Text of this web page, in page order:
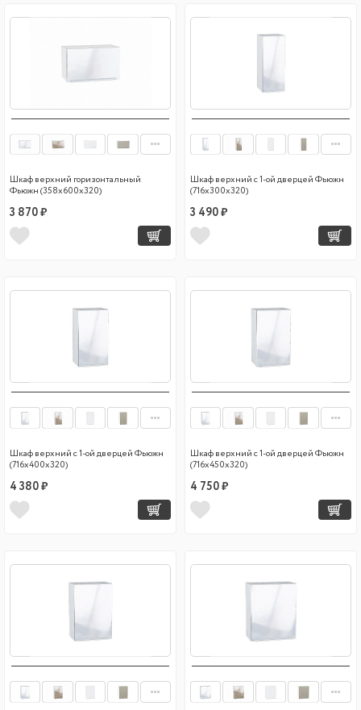
Шкаф верхний горизонтальный
Фьюжн (358х600х320)
3 870 ₽
Шкаф верхний с 1-ой дверцей Фьюжн
(716х300х320)
3 490 ₽
Шкаф верхний с 1-ой дверцей Фьюжн
(716х400х320)
4 380 ₽
Шкаф верхний с 1-ой дверцей Фьюжн
(716х450х320)
4 750 ₽